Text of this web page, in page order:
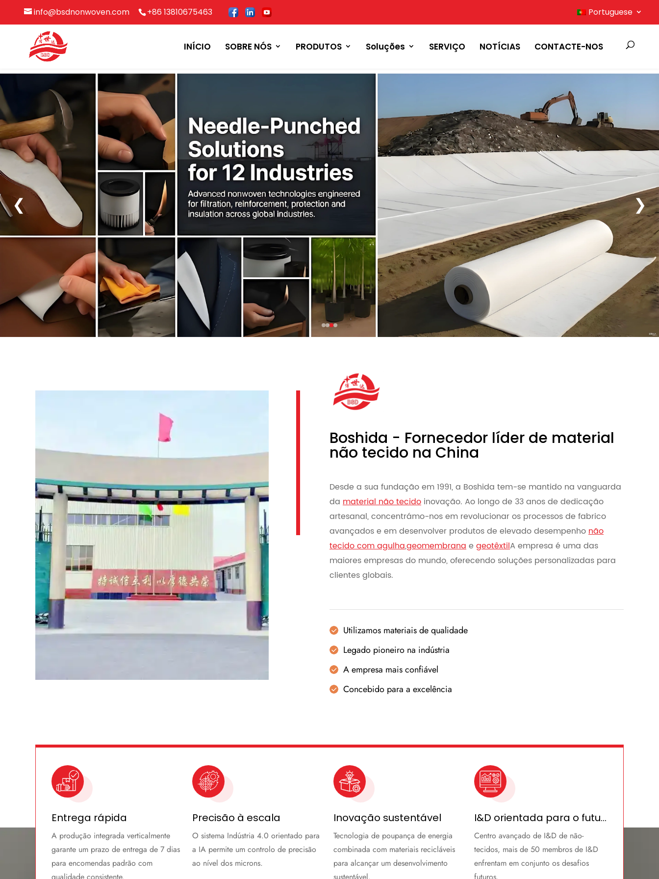
info@bsdnonwoven.com +86 13810675463 Portuguese
INÍCIO SOBRE NÓS PRODUTOS Soluções SERVIÇO NOTÍCIAS CONTACTE-NOS
❮ ❯
Boshida - Fornecedor líder de material
não tecido na China
Desde a sua fundação em 1991, a Boshida tem-se mantido na vanguarda
da material não tecido inovação. Ao longo de 33 anos de dedicação
artesanal, concentrámo-nos em revolucionar os processos de fabrico
avançados e em desenvolver produtos de elevado desempenhonão
tecido com agulha,geomembranae geotêxtilA empresa é uma das
maiores empresas do mundo, oferecendo soluções personalizadas para
clientes globais.
Utilizamos materiais de qualidade
Legado pioneiro na indústria
A empresa mais confiável
Concebido para a excelência
Entrega rápida
A produção integrada verticalmente
garante um prazo de entrega de 7 dias
para encomendas padrão com
Precisão à escala
O sistema Indústria 4.0 orientado para
a IA permite um controlo de precisão
ao nível dos microns.
Inovação sustentável
Tecnologia de poupança de energia
combinada com materiais recicláveis
para alcançar um desenvolvimento
I&D orientada para o futuro
Centro avançado de I&D de não-
tecidos, mais de 50 membros de I&D
enfrentam em conjunto os desafios